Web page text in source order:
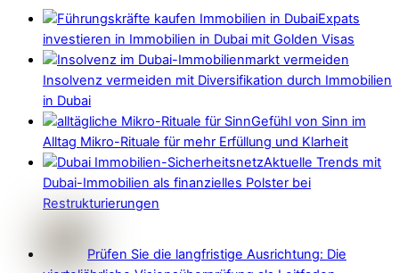
Expats
investieren in Immobilien in Dubai mit Golden Visas
Insolvenz vermeiden mit Diversifikation durch Immobilien
in Dubai
Gefühl von Sinn im
Alltag Mikro-Rituale für mehr Erfüllung und Klarheit
Aktuelle Trends mit
Dubai-Immobilien als finanzielles Polster bei
Restrukturierungen
Prüfen Sie die langfristige Ausrichtung: Die